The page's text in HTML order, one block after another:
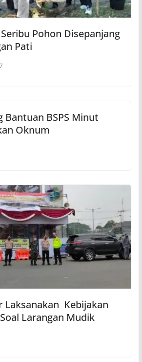
Pohon Disepanjang
Pati
Bantuan BSPS Minut
Oknum
Laksanakan Kebijakan
Larangan Mudik